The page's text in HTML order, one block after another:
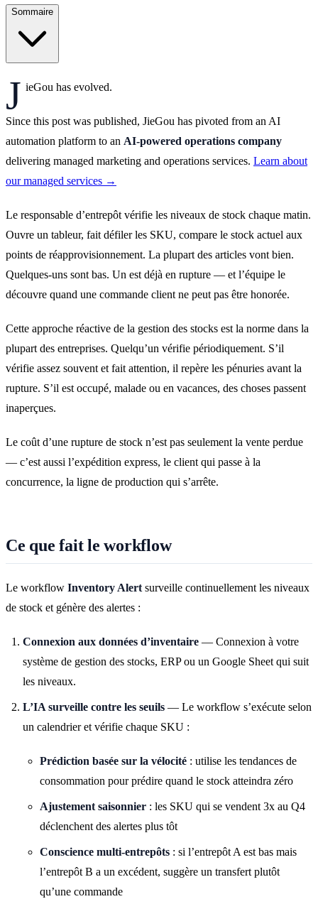
Sommaire
J ieGou has evolved.
Since this post was published, JieGou has pivoted from an AI
automation platform to an AI-powered operations company
delivering managed marketing and operations services. Learn about
our managed services →
Le responsable d’entrepôt vérifie les niveaux de stock chaque matin.
Ouvre un tableur, fait défiler les SKU, compare le stock actuel aux
points de réapprovisionnement. La plupart des articles vont bien.
Quelques-uns sont bas. Un est déjà en rupture — et l’équipe le
découvre quand une commande client ne peut pas être honorée.
Cette approche réactive de la gestion des stocks est la norme dans la
plupart des entreprises. Quelqu’un vérifie périodiquement. S’il
vérifie assez souvent et fait attention, il repère les pénuries avant la
rupture. S’il est occupé, malade ou en vacances, des choses passent
inaperçues.
Le coût d’une rupture de stock n’est pas seulement la vente perdue
— c’est aussi l’expédition express, le client qui passe à la
concurrence, la ligne de production qui s’arrête.
Ce que fait le workflow
Le workflow Inventory Alert surveille continuellement les niveaux
de stock et génère des alertes :
Connexion aux données d’inventaire — Connexion à votre
système de gestion des stocks, ERP ou un Google Sheet qui suit
les niveaux.
L’IA surveille contre les seuils — Le workflow s’exécute selon
un calendrier et vérifie chaque SKU :
Prédiction basée sur la vélocité : utilise les tendances de
consommation pour prédire quand le stock atteindra zéro
Ajustement saisonnier : les SKU qui se vendent 3x au Q4
déclenchent des alertes plus tôt
Conscience multi-entrepôts : si l’entrepôt A est bas mais
l’entrepôt B a un excédent, suggère un transfert plutôt
qu’une commande